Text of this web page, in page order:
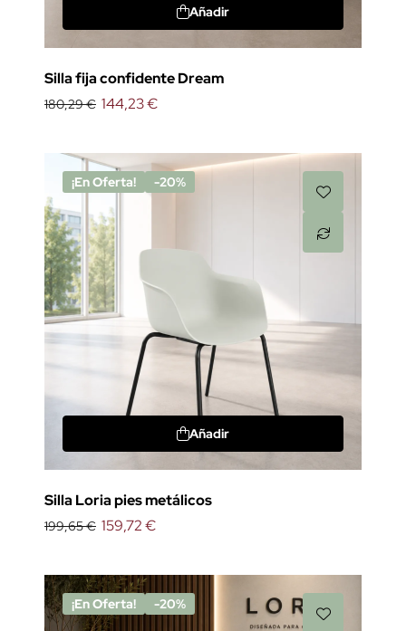
Añadir
Silla fija confidente Dream
180,29 € 144,23 €
¡En Oferta! -20%
Añadir
Silla Loria pies metálicos
199,65 € 159,72 €
¡En Oferta! -20%